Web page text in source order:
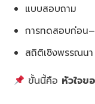
แบบสอบถาม
การทดสอบก่อน
สถิติเชิงพรรณน
ขั้นนี้คือ หัวใจข